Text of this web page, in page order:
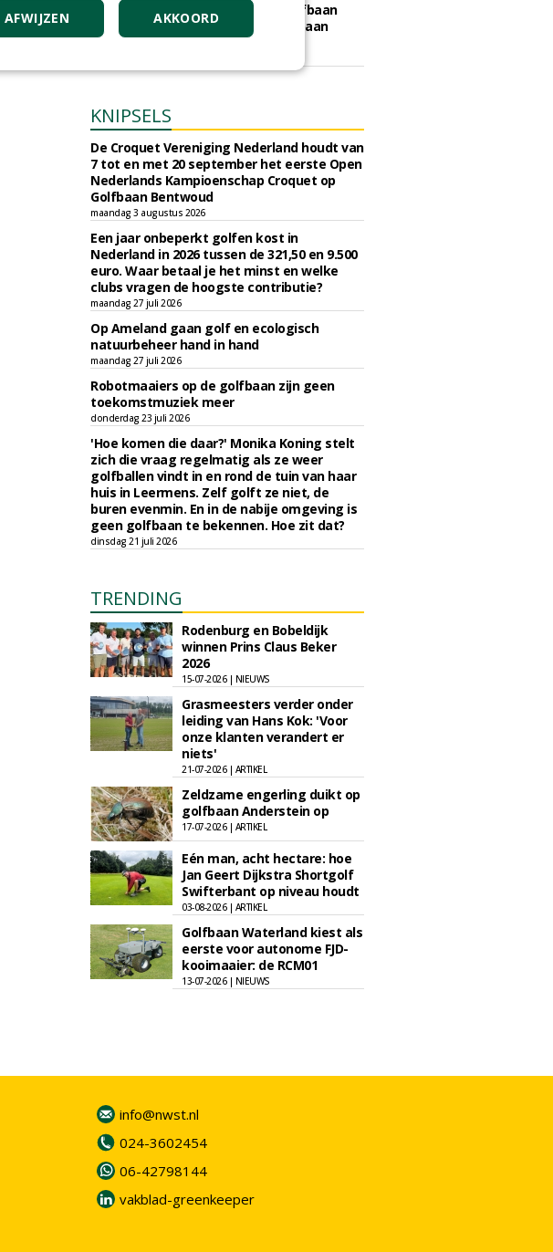
Gemeente Gooise Meren gunt Golfbaan
Naarderbos aan Hollandsche Golfbaan
Exploitatiemaatschappij.
KNIPSELS
De Croquet Vereniging Nederland houdt van
7 tot en met 20 september het eerste Open
Nederlands Kampioenschap Croquet op
Golfbaan Bentwoud
maandag 3 augustus 2026
Een jaar onbeperkt golfen kost in
Nederland in 2026 tussen de 321,50 en 9.500
euro. Waar betaal je het minst en welke
clubs vragen de hoogste contributie?
maandag 27 juli 2026
Op Ameland gaan golf en ecologisch
natuurbeheer hand in hand
maandag 27 juli 2026
Robotmaaiers op de golfbaan zijn geen
toekomstmuziek meer
donderdag 23 juli 2026
'Hoe komen die daar?' Monika Koning stelt
zich die vraag regelmatig als ze weer
golfballen vindt in en rond de tuin van haar
huis in Leermens. Zelf golft ze niet, de
buren evenmin. En in de nabije omgeving is
geen golfbaan te bekennen. Hoe zit dat?
dinsdag 21 juli 2026
TRENDING
Rodenburg en Bobeldijk
winnen Prins Claus Beker
2026
15-07-2026 | NIEUWS
Grasmeesters verder onder
leiding van Hans Kok: 'Voor
onze klanten verandert er
niets'
21-07-2026 | ARTIKEL
Zeldzame engerling duikt op
golfbaan Anderstein op
17-07-2026 | ARTIKEL
Eén man, acht hectare: hoe
Jan Geert Dijkstra Shortgolf
Swifterbant op niveau houdt
03-08-2026 | ARTIKEL
Golfbaan Waterland kiest als
eerste voor autonome FJD-
kooimaaier: de RCM01
13-07-2026 | NIEUWS
info@nwst.nl
024-3602454
06-42798144
vakblad-greenkeeper
AKKOORD
AFWIJZEN